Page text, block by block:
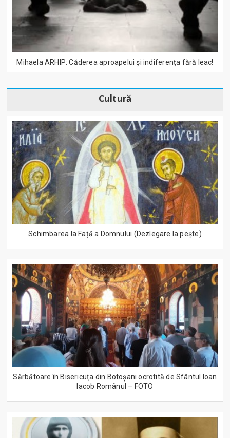
Mihaela ARHIP: Căderea aproapelui și indiferența fără leac!
Cultură
Schimbarea la Față a Domnului (Dezlegare la peşte)
Sărbătoare în Bisericuța din Botoșani ocrotită de Sfântul Ioan
Iacob Românul – FOTO